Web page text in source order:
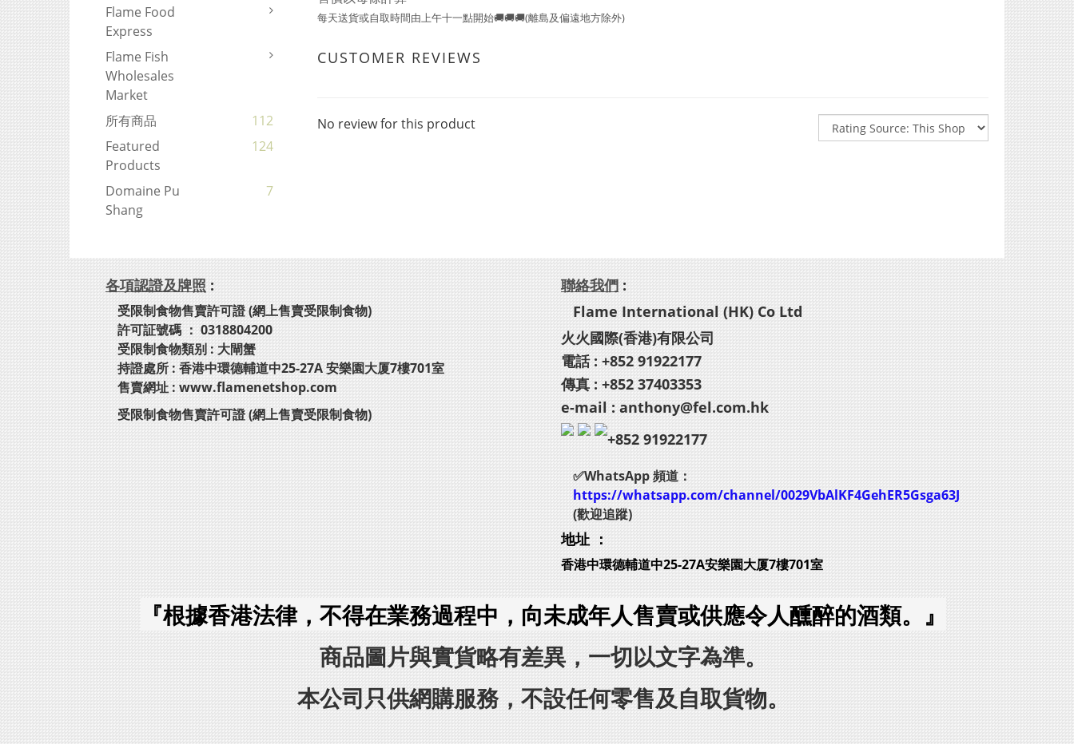
Flame Food
Express
Flame Fish
Wholesales
Market
所有商品
112
Featured
Products
124
Domaine Pu
Shang
7
每天送貨或自取時間由上午十一點開始🚚🚚🚚(離島及偏遠地方除外)
CUSTOMER REVIEWS
No review for this product
各項認證及牌照 :
受限制食物售賣許可證 (網上售賣受限制食物)
許可証號碼 ： 0318804200
受限制食物類别 : 大閘蟹
持證處所 : 香港中環德輔道中25-27A 安樂園大厦7樓701室
售賣網址 : www.flamenetshop.com
受限制食物售賣許可證 (網上售賣受限制食物)
聯絡我們 :
Flame International (HK) Co Ltd
火火國際(香港)有限公司
電話 : +852 91922177
傳真 : +852 37403353
e-mail : anthony@fel.com.hk
+852 91922177
✅WhatsApp 頻道：
https://whatsapp.com/channel/0029VbAlKF4GehER5Gsga63J
(歡迎追蹤)
地址 ：
香港中環德輔道中25-27A安樂園大厦7樓701室
『根據香港法律，不得在業務過程中，向未成年人售賣或供應令人醺醉的酒類。』
商品圖片與實貨略有差異，一切以文字為準。
本公司只供網購服務，不設任何零售及自取貨物。